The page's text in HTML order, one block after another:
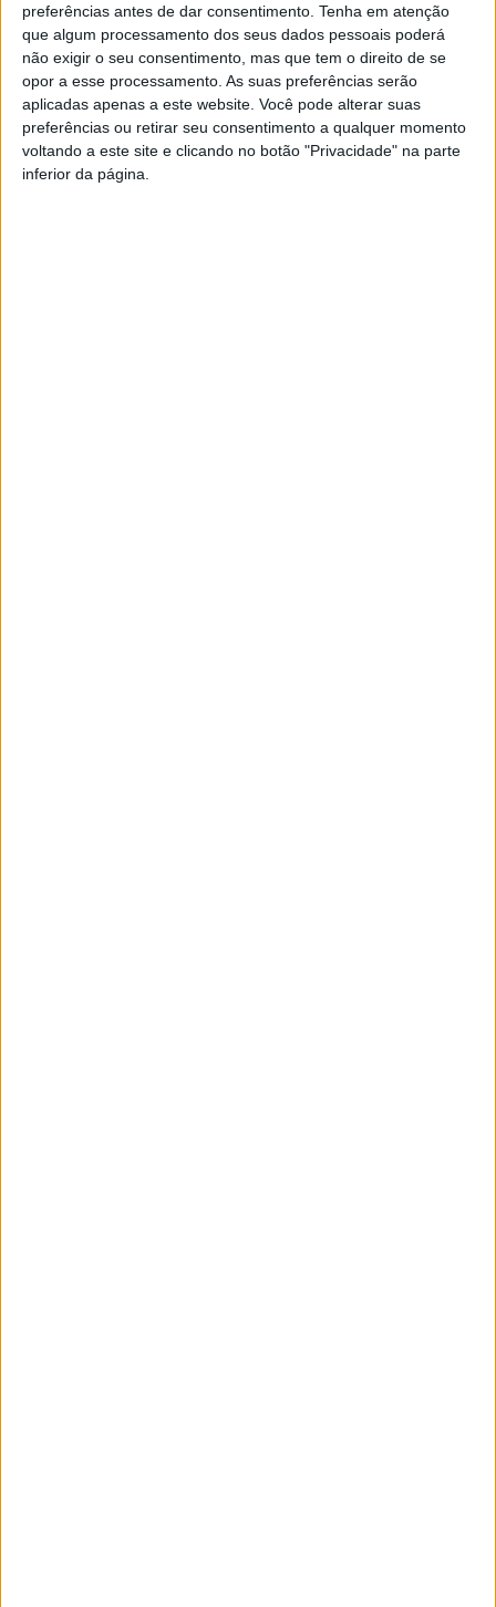
preferências antes de dar consentimento. Tenha em atenção
que algum processamento dos seus dados pessoais poderá
não exigir o seu consentimento, mas que tem o direito de se
opor a esse processamento. As suas preferências serão
aplicadas apenas a este website. Você pode alterar suas
preferências ou retirar seu consentimento a qualquer momento
voltando a este site e clicando no botão "Privacidade" na parte
inferior da página.
dar lugar no 11 a Capela.
Penafiel – Académico de Viseu, este sábado, pelas 11:00,
jogo apitado por Hugo Silva, de Santarém e com
transmissão pela Sport TV.
Esta e outras notícias para ouvir na Estação Diária – 96.8